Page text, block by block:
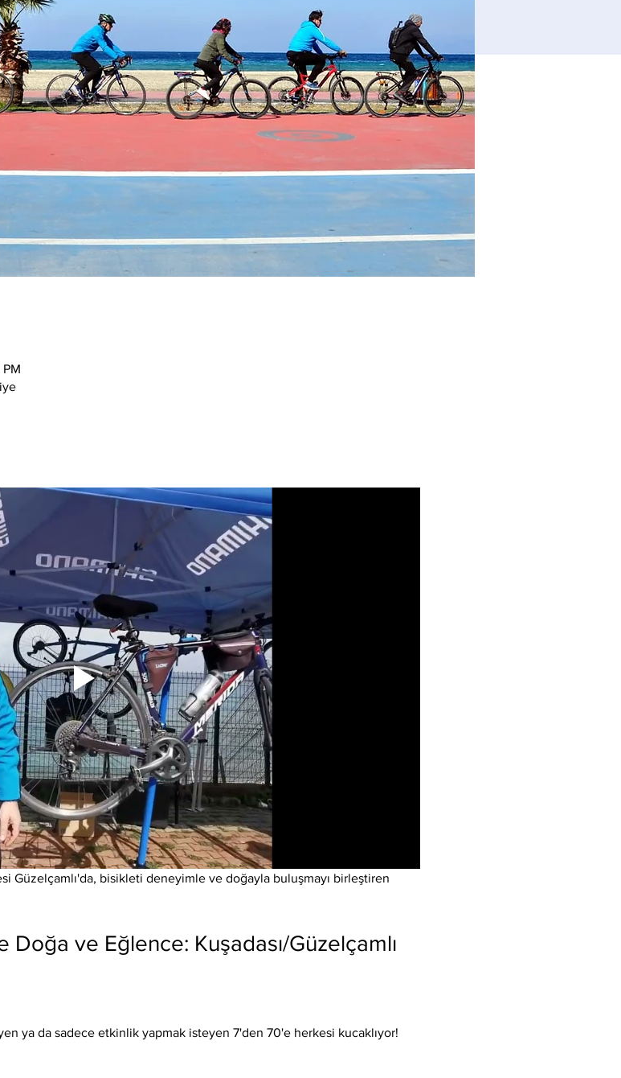
Güzelçamlı'da, bisikleti deneyimle ve doğayla buluşmayı birleştiren
ve Eğlence: Kuşadası/Güzelçamlı
ya da sadece etkinlik yapmak isteyen 7'den 70'e herkesi kucaklıyor!